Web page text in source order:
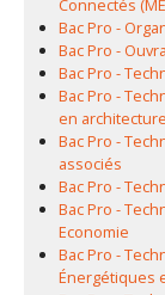
Connectés
Bac Pro -
Bac Pro -
Bac Pro -
Bac Pro -
en architecture
Bac Pro -
associés
Bac Pro -
Bac Pro -
Economie
Bac Pro -
Énergétiques